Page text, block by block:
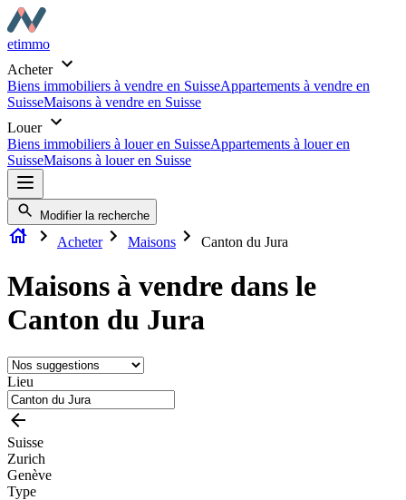
etimmo
Acheter
Biens immobiliers à vendre en SuisseAppartements à vendre en
SuisseMaisons à vendre en Suisse
Louer
Biens immobiliers à louer en SuisseAppartements à louer en
SuisseMaisons à louer en Suisse
Modifier la recherche
Acheter Maisons Canton du Jura
Maisons à vendre dans le
Canton du Jura
Lieu
Suisse
Zurich
Genève
Type